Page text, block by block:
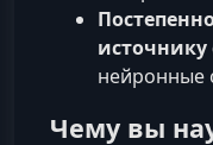
источнику
нейронные
Чему вы